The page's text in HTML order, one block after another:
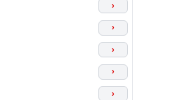
›
›
›
›
›